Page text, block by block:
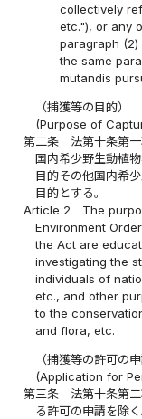
collectively
etc."), or any
paragraph
the same
mutandis
（捕獲等の目的）
(Purpose of
第二条
法第十条第
国内希少野生動植
目的その他国内希
目的とする。
Article 2
The
Environment
the Act are
investigating the
individuals of
etc., and other
to the
and flora, etc.
（捕獲等の許可の申
(Application for
第三条
法第十条第
る許可の申請を除